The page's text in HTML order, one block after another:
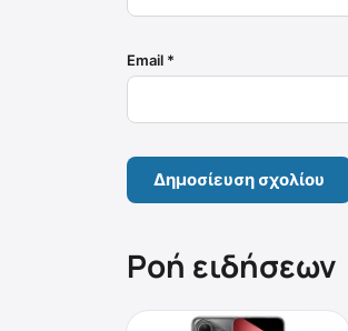
Email *
Ροή ειδήσεων